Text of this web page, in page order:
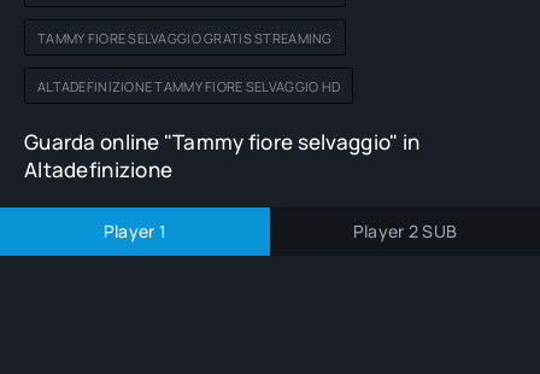
TAMMY FIORE SELVAGGIO GRATIS STREAMING
ALTADEFINIZIONE TAMMY FIORE SELVAGGIO HD
Guarda online "Tammy fiore selvaggio" in
Altadefinizione
Player 1 Player 2 SUB